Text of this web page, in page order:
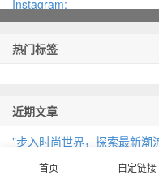
热门标签
近期文章
"步入时尚世界，探索最新潮
"Stunning INSpired HD
首页 自定链接